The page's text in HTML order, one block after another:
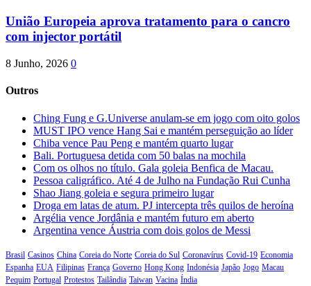
União Europeia aprova tratamento para o cancro
com injector portátil
8 Junho, 2026 0
Outros
Ching Fung e G.Universe anulam-se em jogo com oito golos
MUST IPO vence Hang Sai e mantém perseguição ao líder
Chiba vence Pau Peng e mantém quarto lugar
Bali. Portuguesa detida com 50 balas na mochila
Com os olhos no título. Gala goleia Benfica de Macau.
Pessoa caligráfico. Até 4 de Julho na Fundação Rui Cunha
Shao Jiang goleia e segura primeiro lugar
Droga em latas de atum. PJ intercepta três quilos de heroína
Argélia vence Jordânia e mantém futuro em aberto
Argentina vence Áustria com dois golos de Messi
Brasil Casinos China Coreia do Norte Coreia do Sul Coronavírus Covid-19 Economia
Espanha EUA Filipinas França Governo Hong Kong Indonésia Japão Jogo Macau
Pequim Portugal Protestos Tailândia Taiwan Vacina Índia